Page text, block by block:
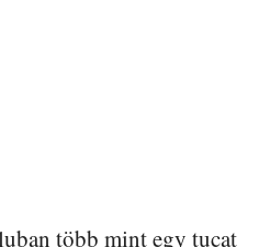
több mint egy tucat